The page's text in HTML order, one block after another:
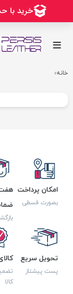
خانه
امکان پرداخت
بصورت قسطی
تحویل سریع
پست پیشتاز
کالا